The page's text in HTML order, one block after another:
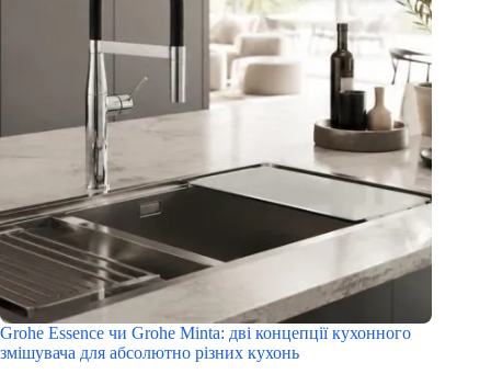
Grohe Essence чи Grohe Minta: дві концепції кухонного
змішувача для абсолютно різних кухонь